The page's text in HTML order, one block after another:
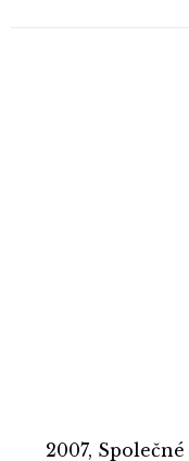
2007,